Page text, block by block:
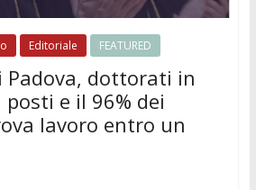
Editoriale FEATURED
Padova, dottorati in
e il 96% dei
lavoro entro un